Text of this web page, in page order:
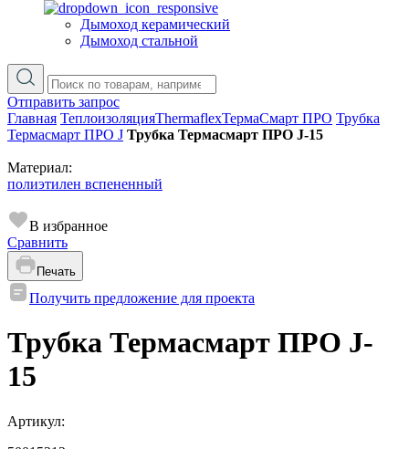
Дымоход керамический
Дымоход стальной
Отправить запрос
Главная ТеплоизоляцияThermaflexТермаСмарт ПРО Трубка
Термасмарт ПРО J Трубка Термасмарт ПРО J-15
Материал:
полиэтилен вспененный
В избранное
Сравнить
Печать
Получить предложение для проекта
Трубка Термасмарт ПРО J-
15
Артикул: